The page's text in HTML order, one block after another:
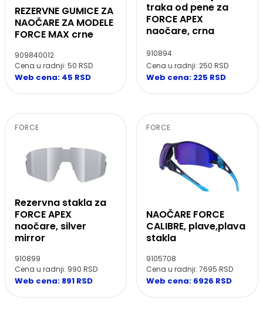
REZERVNE GUMICE ZA
NAOČARE ZA MODELE
FORCE MAX crne
909840012
Cena u radnji: 50 RSD
Web cena: 45 RSD
traka od pene za
FORCE APEX
naočare, crna
910894
Cena u radnji: 250 RSD
Web cena: 225 RSD
FORCE
Rezervna stakla za
FORCE APEX
naočare, silver
mirror
910899
Cena u radnji: 990 RSD
Web cena: 891 RSD
FORCE
NAOČARE FORCE
CALIBRE, plave,plava
stakla
9105708
Cena u radnji: 7695 RSD
Web cena: 6926 RSD